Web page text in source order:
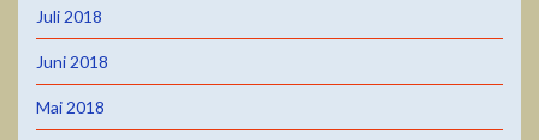
Juli 2018
Juni 2018
Mai 2018